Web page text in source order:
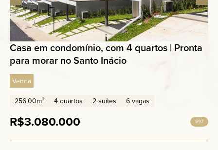
Casa em condomínio, com 4 quartos | Pronta
para morar no Santo Inácio
Venda
256,00m² 4 quartos 2 suítes 6 vagas
R$3.080.000 597